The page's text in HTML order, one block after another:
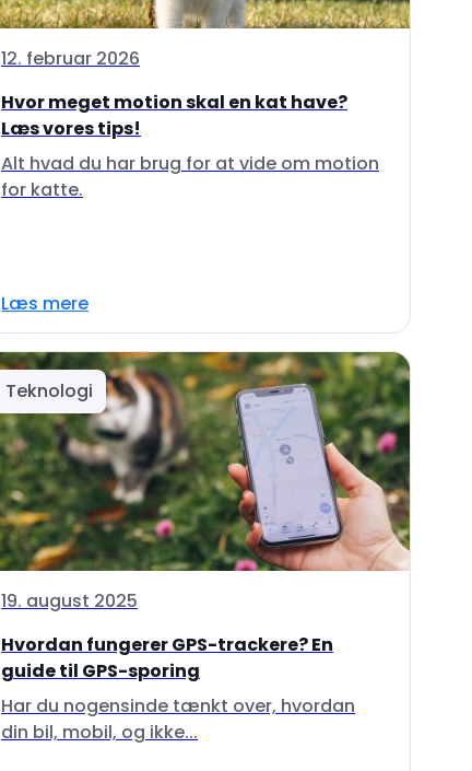
12. februar 2026
Hvor meget motion skal en kat have?
Læs vores tips!
Alt hvad du har brug for at vide om motion
for katte.
Læs mere
Teknologi
19. august 2025
Hvordan fungerer GPS-trackere? En
guide til GPS-sporing
Har du nogensinde tænkt over, hvordan
din bil, mobil, og ikke...